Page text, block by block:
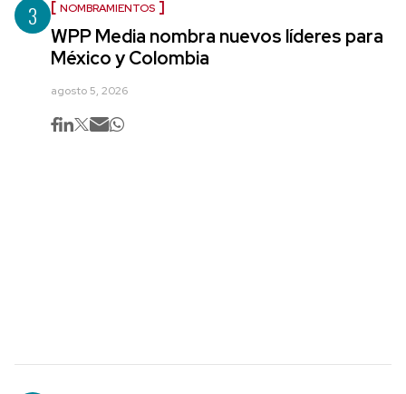
3 NOMBRAMIENTOS
WPP Media nombra nuevos líderes para
México y Colombia
agosto 5, 2026